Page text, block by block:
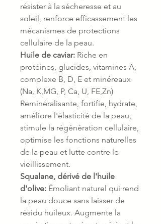
résister à la sécheresse et au
soleil, renforce efficassement les
mécanismes de protections
cellulaire de la peau.
Huile de caviar: Riche en
protéines, glucides, vitamines A,
complexe B, D, E et minéreaux
(Na, K,MG, P, Ca, U, FE,Zn)
Reminéralisante, fortifie, hydrate,
améliore l'élasticité de la peau,
stimule la régénération cellulaire,
optimise les fonctions naturelles
de la peau et lutte contre le
vieillissement.
Squalane, dérivé de l'huile
d'olive: Émoliant naturel qui rend
la peau douce sans laisser de
résidu huileux. Augmente la